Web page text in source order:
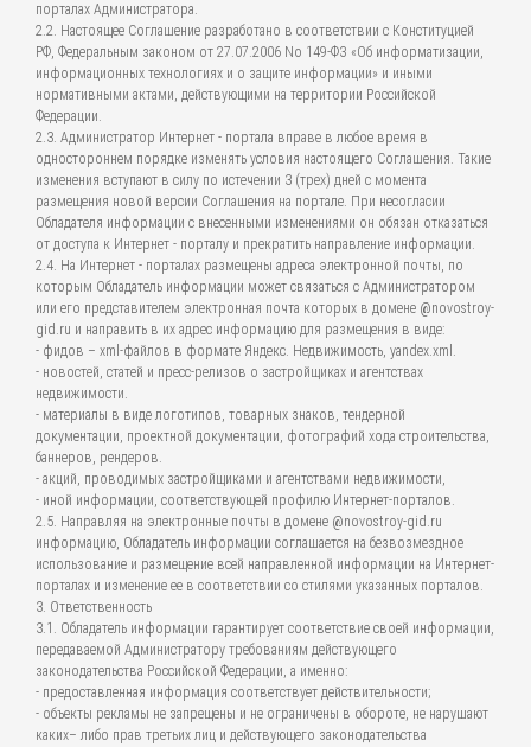
порталах Администратора.
2.2. Настоящее Соглашение разработано в соответствии с Конституцией
РФ, Федеральным законом от 27.07.2006 No 149-ФЗ «Об информатизации,
информационных технологиях и о защите информации» и иными
нормативными актами, действующими на территории Российской
Федерации.
2.3. Администратор Интернет - портала вправе в любое время в
одностороннем порядке изменять условия настоящего Соглашения. Такие
изменения вступают в силу по истечении 3 (трех) дней с момента
размещения новой версии Соглашения на портале. При несогласии
Обладателя информации с внесенными изменениями он обязан отказаться
от доступа к Интернет - порталу и прекратить направление информации.
2.4. На Интернет - порталах размещены адреса электронной почты, по
которым Обладатель информации может связаться с Администратором
или его представителем электронная почта которых в домене @novostroy-
gid.ru и направить в их адрес информацию для размещения в виде:
- фидов – xml-файлов в формате Яндекс. Недвижимость, yandex.xml.
- новостей, статей и пресс-релизов о застройщиках и агентствах
недвижимости.
- материалы в виде логотипов, товарных знаков, тендерной
документации, проектной документации, фотографий хода строительства,
баннеров, рендеров.
- акций, проводимых застройщиками и агентствами недвижимости,
- иной информации, соответствующей профилю Интернет-порталов.
2.5. Направляя на электронные почты в домене @novostroy-gid.ru
информацию, Обладатель информации соглашается на безвозмездное
использование и размещение всей направленной информации на Интернет-
порталах и изменение ее в соответствии со стилями указанных порталов.
3. Ответственность
3.1. Обладатель информации гарантирует соответствие своей информации,
передаваемой Администратору требованиям действующего
законодательства Российской Федерации, а именно:
- предоставленная информация соответствует действительности;
- объекты рекламы не запрещены и не ограничены в обороте, не нарушают
каких– либо прав третьих лиц и действующего законодательства